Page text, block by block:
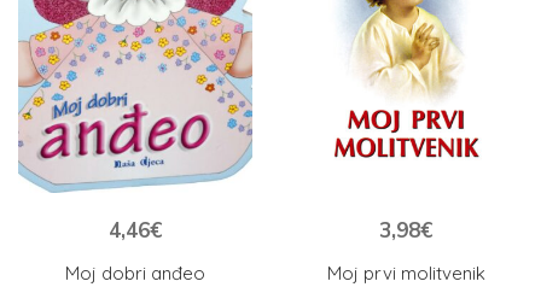
Moj dobri anđeo
4,46€
Moj prvi molitvenik
3,98€